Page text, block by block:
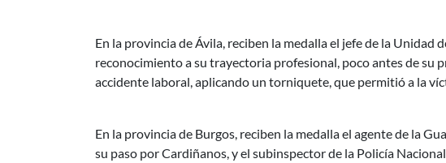
En la provincia de Ávila, reciben la medalla el jefe de la
reconocimiento a su trayectoria profesional, poco antes de su
accidente laboral, aplicando un torniquete, que permitió a la
En la provincia de Burgos, reciben la medalla el agente de la
su paso por Cardiñanos, y el subinspector de la Policía